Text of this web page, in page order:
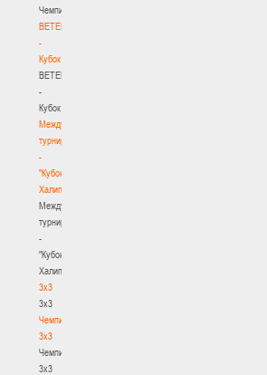
Чемпионат
BETERA
-
Кубок
BETERA
-
Кубок
Международный
турнир
-
"Кубок
Халипского"
Международный
турнир
-
"Кубок
Халипского"
3x3
3x3
Чемпионат
3х3
Чемпионат
3х3